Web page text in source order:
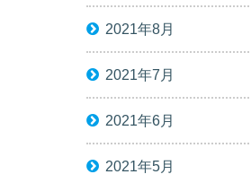
2021年8月
2021年7月
2021年6月
2021年5月